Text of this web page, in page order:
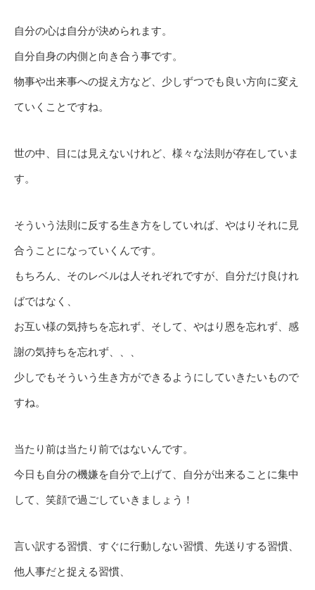
自分の心は自分が決められます。
自分自身の内側と向き合う事です。
物事や出来事への捉え方など、少しずつでも良い方向に変え
ていくことですね。
世の中、目には見えないけれど、様々な法則が存在していま
す。
そういう法則に反する生き方をしていれば、やはりそれに見
合うことになっていくんです。
もちろん、そのレベルは人それぞれですが、自分だけ良けれ
ばではなく、
お互い様の気持ちを忘れず、そして、やはり恩を忘れず、感
謝の気持ちを忘れず、、、
少しでもそういう生き方ができるようにしていきたいもので
すね。
当たり前は当たり前ではないんです。
今日も自分の機嫌を自分で上げて、自分が出来ることに集中
して、笑顔で過ごしていきましょう！
言い訳する習慣、すぐに行動しない習慣、先送りする習慣、
他人事だと捉える習慣、